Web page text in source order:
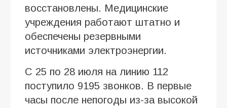
восстановлены. Медицинские
учреждения работают штатно и
обеспечены резервными
источниками электроэнергии.
С 25 по 28 июля на линию 112
поступило 9195 звонков. В первые
часы после непогоды из-за высокой